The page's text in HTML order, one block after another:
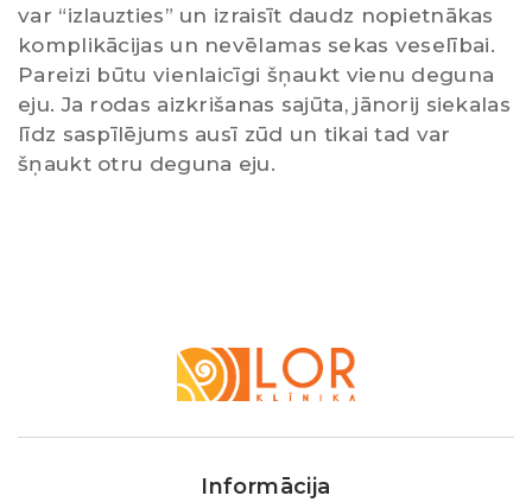
var “izlauzties” un izraisīt daudz nopietnākas
komplikācijas un nevēlamas sekas veselībai.
Pareizi būtu vienlaicīgi šņaukt vienu deguna
eju. Ja rodas aizkrišanas sajūta, jānorij siekalas
līdz saspīlējums ausī zūd un tikai tad var
šņaukt otru deguna eju.
Klīnika
Informācija